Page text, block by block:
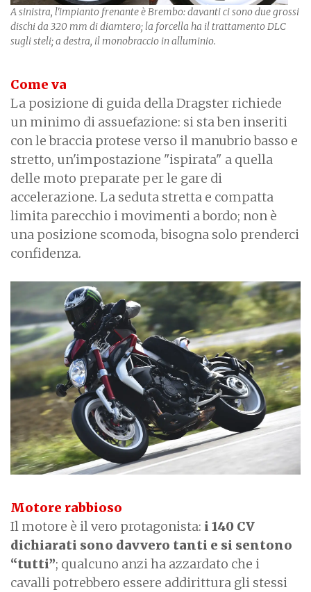
A sinistra, l'impianto frenante è Brembo: davanti ci sono due grossi
dischi da 320 mm di diamtero; la forcella ha il trattamento DLC
sugli steli; a destra, il monobraccio in alluminio.
Come va
La posizione di guida della Dragster richiede
un minimo di assuefazione: si sta ben inseriti
con le braccia protese verso il manubrio basso e
stretto, un'impostazione "ispirata" a quella
delle moto preparate per le gare di
accelerazione. La seduta stretta e compatta
limita parecchio i movimenti a bordo; non è
una posizione scomoda, bisogna solo prenderci
confidenza.
Motore rabbioso
Il motore è il vero protagonista: i 140 CV
dichiarati sono davvero tanti e si sentono
“tutti”; qualcuno anzi ha azzardato che i
cavalli potrebbero essere addirittura gli stessi